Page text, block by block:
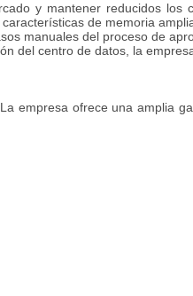
y mantener reducidos los
de memoria
manuales del proceso de
del centro de datos, la
empresa ofrece una amplia